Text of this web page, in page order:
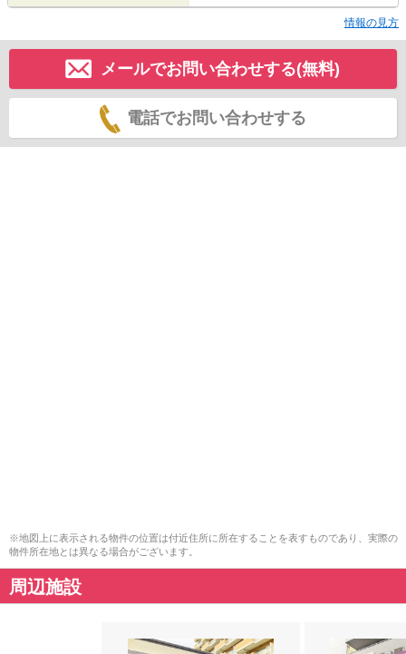
情報の見方
メールでお問い合わせする(無料)
電話でお問い合わせする
※地図上に表示される物件の位置は付近住所に所在することを表すものであり、実際の
物件所在地とは異なる場合がございます。
周辺施設